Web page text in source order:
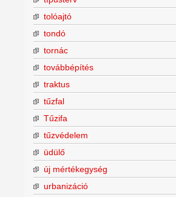
tolóajtó
tondó
tornác
továbbépítés
traktus
tűzfal
Tűzifa
tűzvédelem
üdülő
új mértékegység
urbanizáció